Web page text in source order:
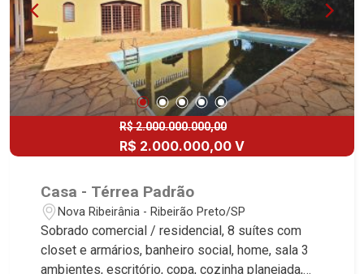
Iluminação e rico em armários - Corredor lateral -
Energia fotovoltaica - Cerca elétrica - 4 vagas
Martinelli Imobiliária, referência no mercado
imobiliário desde 2000. Especialistas em Venda,
Locação e Lançamentos! Avenida João Fiúsa,
1051 - Alto da Boa Vista | Ribeirão Preto.
R$ 2.000.000.000,00
R$ 2.000.000,00 V
Casa - Térrea Padrão
Nova Ribeirânia - Ribeirão Preto/SP
Sobrado comercial / residencial, 8 suítes com
closet e armários, banheiro social, home, sala 3
ambientes, escritório, copa, cozinha planejada,